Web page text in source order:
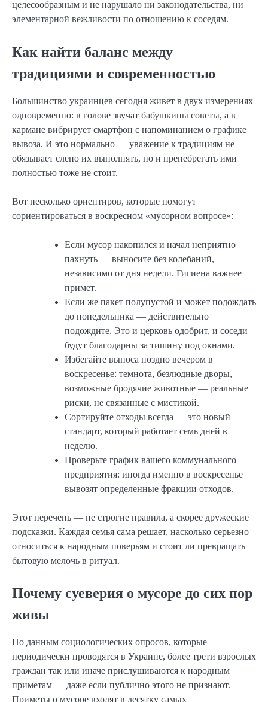
целесообразным и не нарушало ни законодательства, ни
элементарной вежливости по отношению к соседям.
Как найти баланс между
традициями и современностью
Большинство украинцев сегодня живет в двух измерениях
одновременно: в голове звучат бабушкины советы, а в
кармане вибрирует смартфон с напоминанием о графике
вывоза. И это нормально — уважение к традициям не
обязывает слепо их выполнять, но и пренебрегать ими
полностью тоже не стоит.
Вот несколько ориентиров, которые помогут
сориентироваться в воскресном «мусорном вопросе»:
Если мусор накопился и начал неприятно
пахнуть — выносите без колебаний,
независимо от дня недели. Гигиена важнее
примет.
Если же пакет полупустой и может подождать
до понедельника — действительно
подождите. Это и церковь одобрит, и соседи
будут благодарны за тишину под окнами.
Избегайте выноса поздно вечером в
воскресенье: темнота, безлюдные дворы,
возможные бродячие животные — реальные
риски, не связанные с мистикой.
Сортируйте отходы всегда — это новый
стандарт, который работает семь дней в
неделю.
Проверьте график вашего коммунального
предприятия: иногда именно в воскресенье
вывозят определенные фракции отходов.
Этот перечень — не строгие правила, а скорее дружеские
подсказки. Каждая семья сама решает, насколько серьезно
относиться к народным поверьям и стоит ли превращать
бытовую мелочь в ритуал.
Почему суеверия о мусоре до сих пор
живы
По данным социологических опросов, которые
периодически проводятся в Украине, более трети взрослых
граждан так или иначе прислушиваются к народным
приметам — даже если публично этого не признают.
Приметы о мусоре входят в десятку самых